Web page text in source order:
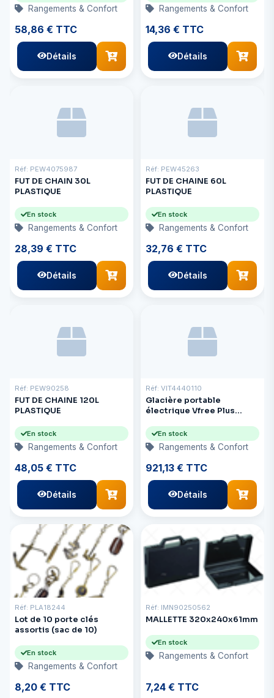
Rangements & Confort
58,86 € TTC
Détails
Rangements & Confort
14,36 € TTC
Détails
Réf: PEW4075987
FUT DE CHAIN 30L
PLASTIQUE
En stock
Rangements & Confort
28,39 € TTC
Détails
Réf: PEW45263
FUT DE CHAINE 60L
PLASTIQUE
En stock
Rangements & Confort
32,76 € TTC
Détails
Réf: PEW90258
FUT DE CHAINE 120L
PLASTIQUE
En stock
Rangements & Confort
48,05 € TTC
Détails
Réf: VIT4440110
Glacière portable
électrique Vfree Plus
En stock
Rangements & Confort
921,13 € TTC
Détails
Réf: PLA18244
Lot de 10 porte clés
assortis (sac de 10)
En stock
Rangements & Confort
8,20 € TTC
Réf: IMN90250562
MALLETTE 320x240x61mm
En stock
Rangements & Confort
7,24 € TTC